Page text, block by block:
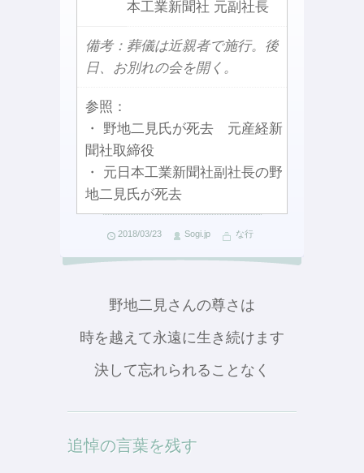
本工業新聞社 元副社長
備考：葬儀は近親者で施行。後
日、お別れの会を開く。
参照：
・ 野地二見氏が死去 元産経新
聞社取締役
・ 元日本工業新聞社副社長の野
地二見氏が死去
2018/03/23 Sogi.jp な行
野地二見さんの尊さは
時を越えて永遠に生き続けます
決して忘れられることなく
追悼の言葉を残す